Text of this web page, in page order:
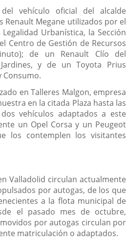
vehículo oficial del alcalde
Renault Megane utilizados por el
Urbanística, la Sección
Centro de Gestión de Recursos
de un Renault Clío del
y de un Toyota Prius
Consumo.
en Talleres Malgon, empresa
en la citada Plaza hasta las
vehículos adaptados a este
un Opel Corsa y un Peugeot
los contemplen los visitantes
Valladolid circulan actualmente
por autogas, de los que
a la flota municipal de
el pasado mes de octubre,
por autogas circulan por
matriculación o adaptados.